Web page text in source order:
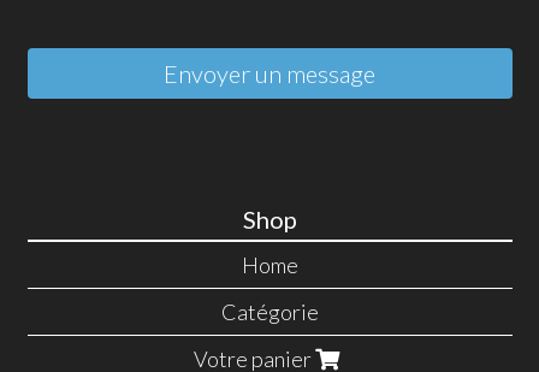
Envoyer un message
Shop
Home
Catégorie
Votre panier